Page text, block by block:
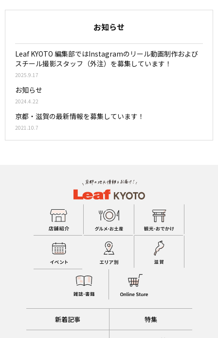
お知らせ
Leaf KYOTO 編集部ではInstagramのリール動画制作および
スチール撮影スタッフ（外注）を募集しています！
2025.9.17
お知らせ
2024.4.22
京都・滋賀の最新情報を募集しています！
2021.10.7
新着記事 特集